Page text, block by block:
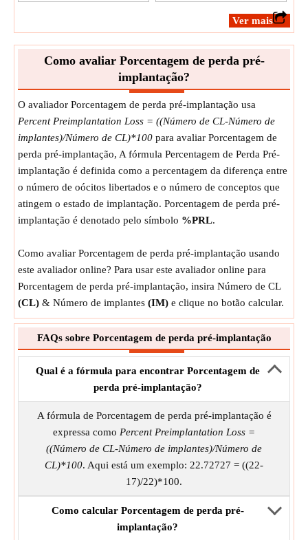
​Ver mais
Como avaliar Porcentagem de perda pré-
implantação?
O avaliador Porcentagem de perda pré-implantação usa
Percent Preimplantation Loss = ((Número de CL-Número de
implantes)/Número de CL)*100 para avaliar Porcentagem de
perda pré-implantação, A fórmula Percentagem de Perda Pré-
implantação é definida como a percentagem da diferença entre
o número de oócitos libertados e o número de conceptos que
atingem o estado de implantação. Porcentagem de perda pré-
implantação é denotado pelo símbolo %PRL.
Como avaliar Porcentagem de perda pré-implantação usando
este avaliador online? Para usar este avaliador online para
Porcentagem de perda pré-implantação, insira Número de CL
(CL) & Número de implantes (IM) e clique no botão calcular.
FAQs sobre Porcentagem de perda pré-implantação
Qual é a fórmula para encontrar Porcentagem de
perda pré-implantação?
A fórmula de Porcentagem de perda pré-implantação é
expressa como Percent Preimplantation Loss =
((Número de CL-Número de implantes)/Número de
CL)*100. Aqui está um exemplo: 22.72727 = ((22-
17)/22)*100.
Como calcular Porcentagem de perda pré-
implantação?